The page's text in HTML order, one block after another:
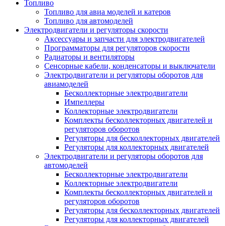
Топливо
Топливо для авиа моделей и катеров
Топливо для автомоделей
Электродвигатели и регуляторы скорости
Аксессуары и запчасти для электродвигателей
Программаторы для регуляторов скорости
Радиаторы и вентиляторы
Сенсорные кабели, конденсаторы и выключатели
Электродвигатели и регуляторы оборотов для
авиамоделей
Бесколлекторные электродвигатели
Импеллеры
Коллекторные электродвигатели
Комплекты бесколлекторных двигателей и
регуляторов оборотов
Регуляторы для бесколлекторных двигателей
Регуляторы для коллекторных двигателей
Электродвигатели и регуляторы оборотов для
автомоделей
Бесколлекторные электродвигатели
Коллекторные электродвигатели
Комплекты бесколлекторных двигателей и
регуляторов оборотов
Регуляторы для бесколлекторных двигателей
Регуляторы для коллекторных двигателей